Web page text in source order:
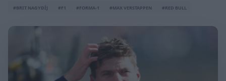
#BRIT NAGYDÍJ #F1 #FORMA-1 #MAX VERSTAPPEN #RED BULL